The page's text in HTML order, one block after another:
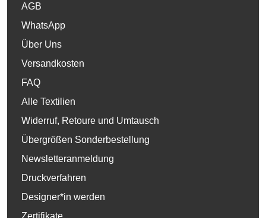
AGB
WhatsApp
Über Uns
Versandkosten
FAQ
Alle Textilien
Widerruf, Retoure und Umtausch
Übergrößen Sonderbestellung
Newsletteranmeldung
Druckverfahren
Designer*in werden
Zertifikate